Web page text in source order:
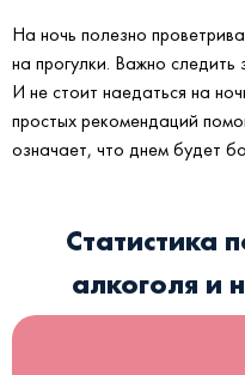
На ночь полезно
на прогулки. Важно следить
И не стоит наедаться на
простых рекомендаций
означает, что днем будет
Статистика
алкоголя и